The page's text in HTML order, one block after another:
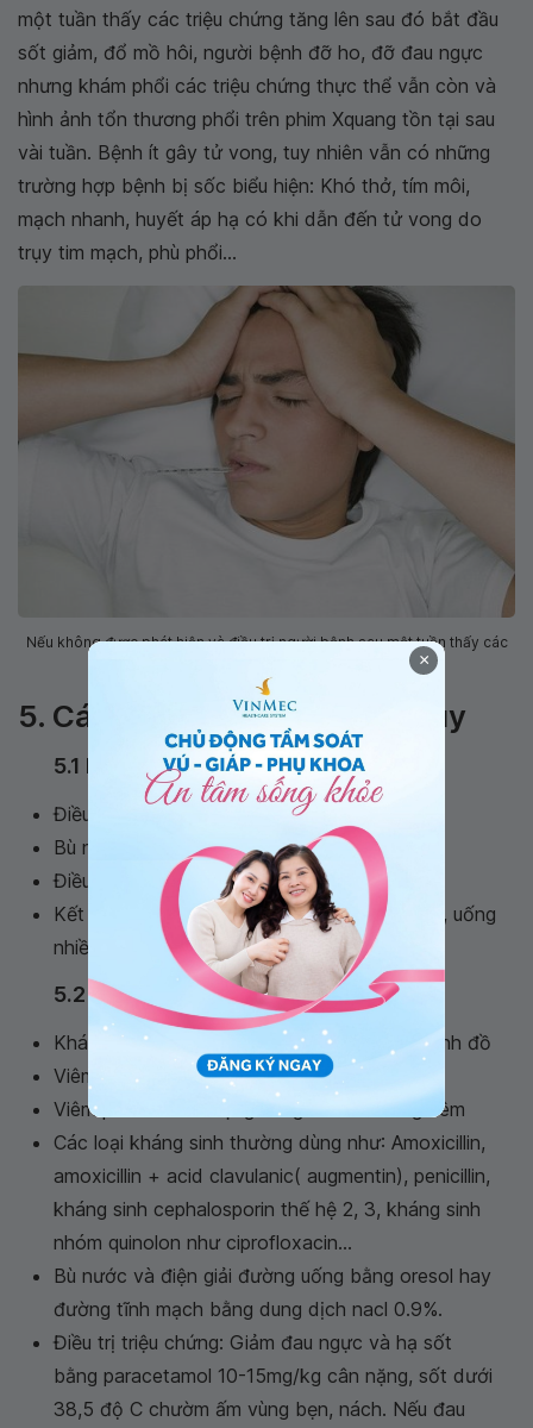
một tuần thấy các triệu chứng tăng lên sau đó bắt đầu
sốt giảm, đổ mồ hôi, người bệnh đỡ ho, đỡ đau ngực
nhưng khám phổi các triệu chứng thực thể vẫn còn và
hình ảnh tổn thương phổi trên phim Xquang tồn tại sau
vài tuần. Bệnh ít gây tử vong, tuy nhiên vẫn có những
trường hợp bệnh bị sốc biểu hiện: Khó thở, tím môi,
mạch nhanh, huyết áp hạ có khi dẫn đến tử vong do
trụy tim mạch, phù phổi...
Nếu không được phát hiện và điều trị người bệnh sau một tuần thấy các
5. Cách điều trị viêm phổi thùy
5.1 Nguyên tắc điều trị
Điều trị kháng sinh theo kháng sinh đồ
Bù nước và điện giải
Điều trị các triệu chứng kèm theo
Kết hợp với chế độ ăn uống: Ăn lỏng dễ tiêu, uống
nhiều nước, ăn nhiều trái cây.
5.2 Điều trị cụ thể
Kháng sinh: Lựa chọn theo kết quả kháng sinh đồ
Viêm phổi nhẹ dùng thuốc đường uống
Viêm phổi vừa và nặng dùng thuốc đường tiêm
Các loại kháng sinh thường dùng như: Amoxicillin,
amoxicillin + acid clavulanic( augmentin), penicillin,
kháng sinh cephalosporin thế hệ 2, 3, kháng sinh
nhóm quinolon như ciprofloxacin...
Bù nước và điện giải đường uống bằng oresol hay
đường tĩnh mạch bằng dung dịch nacl 0.9%.
Điều trị triệu chứng: Giảm đau ngực và hạ sốt
bằng paracetamol 10-15mg/kg cân nặng, sốt dưới
38,5 độ C chườm ấm vùng bẹn, nách. Nếu đau
×